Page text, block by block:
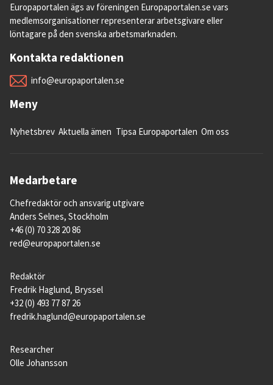
Europaportalen ägs av föreningen Europaportalen.se vars
medlemsorganisationer representerar arbetsgivare eller
löntagare på den svenska arbetsmarknaden.
Kontakta redaktionen
info@europaportalen.se
Meny
Nyhetsbrev Aktuella ämen Tipsa Europaportalen Om oss
Medarbetare
Chefredaktör och ansvarig utgivare
Anders Selnes, Stockholm
+46 (0) 70 328 20 86
red@europaportalen.se
Redaktör
Fredrik Haglund, Bryssel
+32 (0) 493 77 87 26
fredrik.haglund@europaportalen.se
Researcher
Olle Johansson